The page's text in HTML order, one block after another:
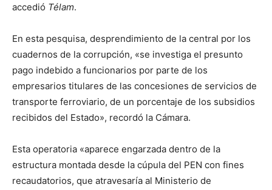
accedió Télam.
En esta pesquisa, desprendimiento de la central por los
cuadernos de la corrupción, «se investiga el presunto
pago indebido a funcionarios por parte de los
empresarios titulares de las concesiones de servicios de
transporte ferroviario, de un porcentaje de los subsidios
recibidos del Estado», recordó la Cámara.
Esta operatoria «aparece engarzada dentro de la
estructura montada desde la cúpula del PEN con fines
recaudatorios, que atravesaría al Ministerio de